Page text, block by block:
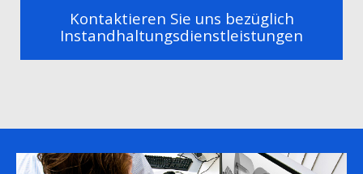
Kontaktieren Sie uns bezüglich
Instandhaltungsdienstleistungen